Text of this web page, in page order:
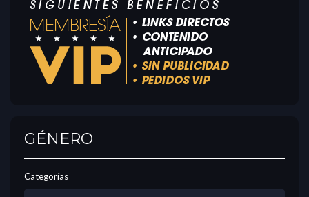
GÉNERO
Categorías